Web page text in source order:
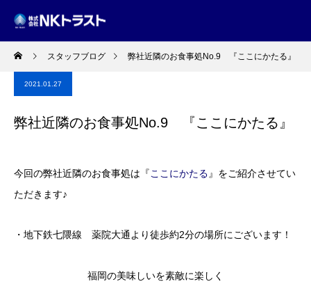
スタッフブログ 弊社近隣のお食事処No.9 『ここにかたる』
2021.01.27
弊社近隣のお食事処No.9 『ここにかたる』
今回の弊社近隣のお食事処は『ここにかたる 』をご紹介させてい
ただきます♪
・地下鉄七隈線 薬院大通より徒歩約2分の場所にございます！
福岡の美味しいを素敵に楽しく